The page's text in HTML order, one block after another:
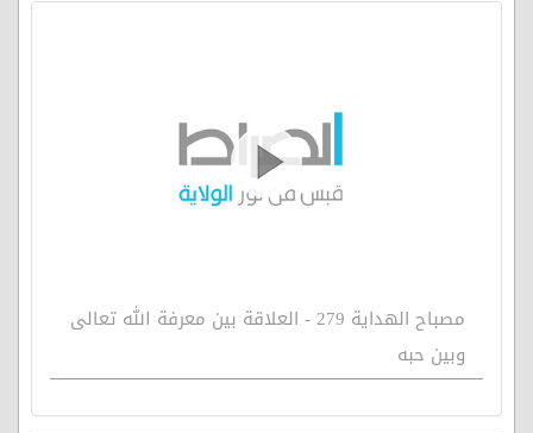
مصباح الهداية 279 - العلاقة بين معرفة الله تعالى
وبين حبه